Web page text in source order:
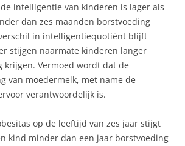
intelligentie van kinderen is lager als
dan zes maanden borstvoeding
in intelligentiequotiënt blijft
stijgen naarmate kinderen langer
krijgen. Vermoed wordt dat de
van moedermelk, met name de
verantwoordelijk is.
op de leeftijd van zes jaar stijgt
kind minder dan een jaar borstvoeding